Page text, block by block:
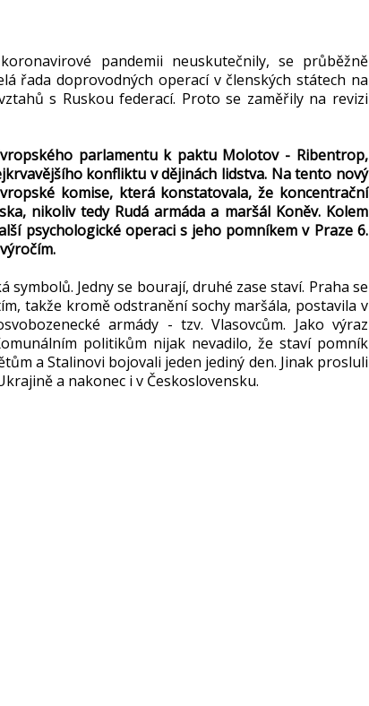
pandemii neuskutečnily, se průběžně
řada doprovodných operací v členských státech na
s Ruskou federací. Proto se zaměřily na revizi
parlamentu k paktu Molotov - Ribentrop,
konfliktu v dějinách lidstva. Na tento nový
komise, která konstatovala, že koncentrační
nikoliv tedy Rudá armáda a maršál Koněv. Kolem
psychologické operaci s jeho pomníkem v Praze 6.
Jedny se bourají, druhé zase staví. Praha se
takže kromě odstranění sochy maršála, postavila v
armády - tzv. Vlasovcům. Jako výraz
politikům nijak nevadilo, že staví pomník
a Stalinovi bojovali jeden jediný den. Jinak prosluli
a nakonec i v Československu.